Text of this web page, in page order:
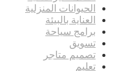
الحيوانات المنزلية
العناية بالبيئة
برامج سياحة
تسويق
تصميم متاجر
تعليم